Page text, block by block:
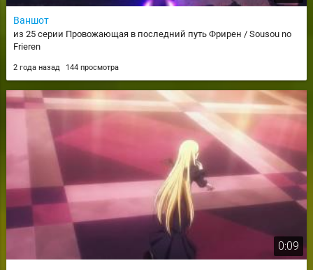
Ваншот
из 25 серии Провожающая в последний путь Фрирен / Sousou no
Frieren
2 года назад 144 просмотра
0:09